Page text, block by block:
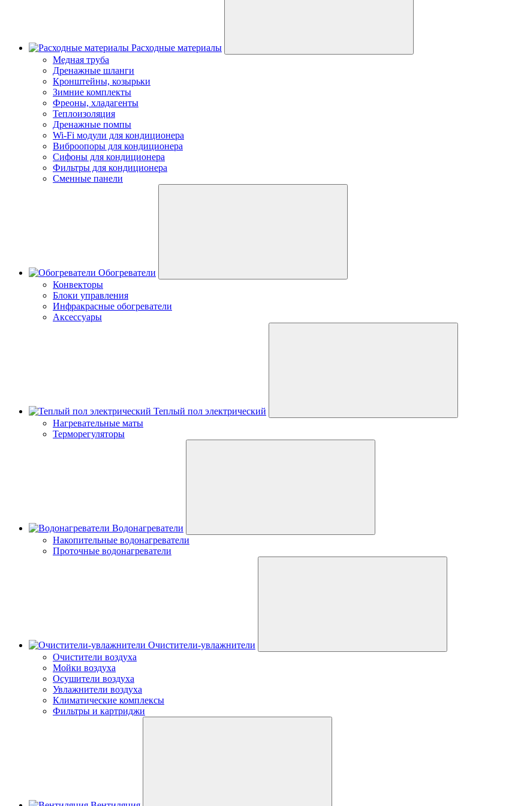
Расходные материалы
Медная труба
Дренажные шланги
Кронштейны, козырьки
Зимние комплекты
Фреоны, хладагенты
Теплоизоляция
Дренажные помпы
Wi-Fi модули для кондиционера
Виброопоры для кондиционера
Сифоны для кондиционера
Фильтры для кондиционера
Сменные панели
Обогреватели
Конвекторы
Блоки управления
Инфракрасные обогреватели
Аксессуары
Теплый пол электрический
Нагревательные маты
Терморегуляторы
Водонагреватели
Накопительные водонагреватели
Проточные водонагреватели
Очистители-увлажнители
Очистители воздуха
Мойки воздуха
Осушители воздуха
Увлажнители воздуха
Климатические комплексы
Фильтры и картриджи